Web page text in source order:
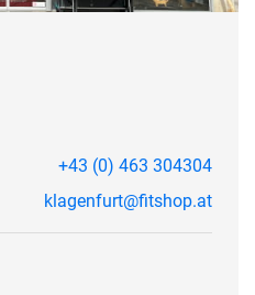
+43 (0) 463 304304
klagenfurt@fitshop.at